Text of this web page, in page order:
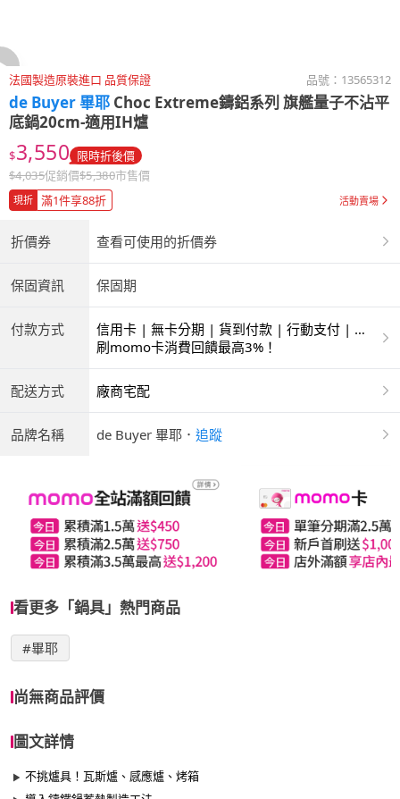
法國製造原裝進口 品質保證 品號： 13565312
de Buyer 畢耶 Choc Extreme鑄鋁系列 旗艦量子不沾平
底鍋20cm-適用IH爐
$3,550 限時折後價
$4,035促銷價$5,380市售價
現折 滿1件享88折 活動賣場
折價券 查看可使用的折價券
保固資訊 保固期
付款方式
信用卡 | 無卡分期 | 貨到付款 | 行動支付 | 超
商付款 | ATM | 銀聯卡
刷momo卡消費回饋最高3%！
配送方式 廠商宅配
品牌名稱 de Buyer 畢耶 ． 追蹤
看更多「鍋具」熱門商品
#畢耶
尚無商品評價
圖文詳情
不挑爐具！瓦斯爐、感應爐、烤箱